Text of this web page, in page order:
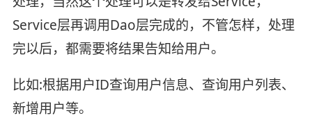
Service层再调用Dao层完成的，不管怎样，处理
完以后，都需要将结果告知给用户。
比如:根据用户ID查询用户信息、查询用户列表、
新增用户等。